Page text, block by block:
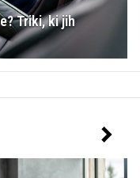
Triki, ki jih